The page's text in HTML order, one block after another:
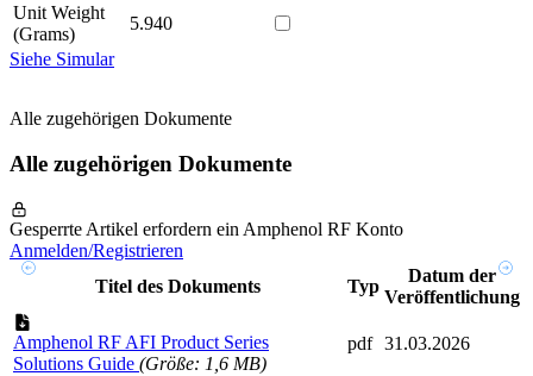
Unit Weight
(Grams)
5.940
Siehe Simular
Alle zugehörigen Dokumente
Alle zugehörigen Dokumente
Gesperrte Artikel erfordern ein Amphenol RF Konto
Anmelden/Registrieren
Titel des Dokuments
Typ
Datum der
Veröffentlichung
Amphenol RF AFI Product Series
Solutions Guide (Größe: 1,6 MB)
pdf 31.03.2026